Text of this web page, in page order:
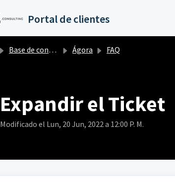
Portal de clientes
Base de conocimientos Ágora FAQ
Expandir el Ticket
Modificado el Lun, 20 Jun, 2022 a 12:00 P. M.